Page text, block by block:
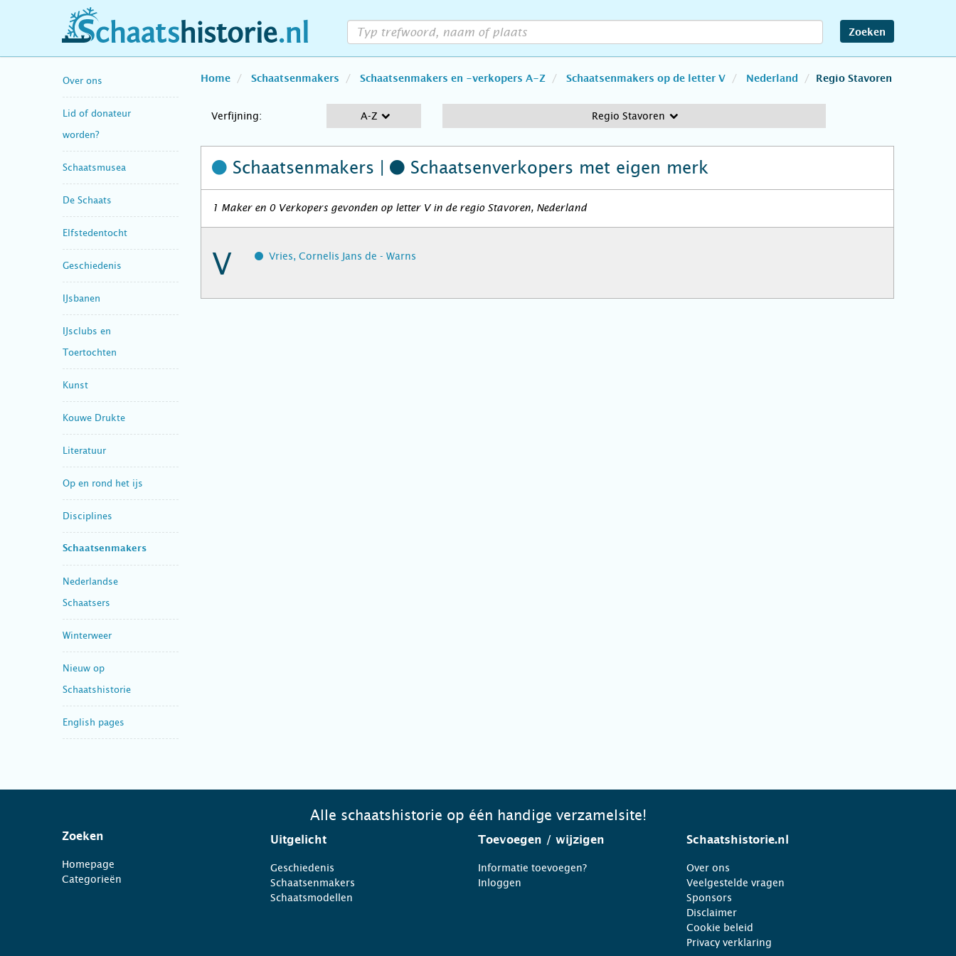
schaatshistorie.nl Zoeken
Over ons
Lid of donateur
worden?
Schaatsmusea
De Schaats
Elfstedentocht
Geschiedenis
IJsbanen
IJsclubs en
Toertochten
Kunst
Kouwe Drukte
Literatuur
Op en rond het ijs
Disciplines
Schaatsenmakers
Nederlandse
Schaatsers
Winterweer
Nieuw op
Schaatshistorie
English pages
Home Schaatsenmakers Schaatsenmakers en -verkopers A-Z Schaatsenmakers op de letter V Nederland Regio Stavoren
Verfijning: A-Z Regio Stavoren
Schaatsenmakers | Schaatsenverkopers met eigen merk
1 Maker en 0 Verkopers gevonden op letter V in de regio Stavoren, Nederland
V Vries, Cornelis Jans de - Warns
Alle schaatshistorie op één handige verzamelsite!
Zoeken
Homepage
Categorieën
Uitgelicht
Geschiedenis
Schaatsenmakers
Schaatsmodellen
Toevoegen / wijzigen
Informatie toevoegen?
Inloggen
Schaatshistorie.nl
Over ons
Veelgestelde vragen
Sponsors
Disclaimer
Cookie beleid
Privacy verklaring